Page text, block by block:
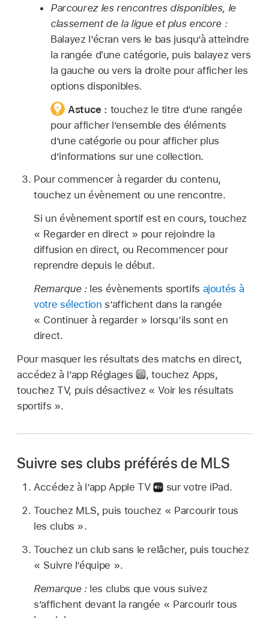
Parcourez les rencontres disponibles, le
classement de la ligue et plus encore :
Balayez l’écran vers le bas jusqu’à atteindre
la rangée d'une catégorie, puis balayez vers
la gauche ou vers la droite pour afficher les
options disponibles.
Astuce : touchez le titre d’une rangée
pour afficher l’ensemble des éléments
d’une catégorie ou pour afficher plus
d’informations sur une collection.
Pour commencer à regarder du contenu,
touchez un évènement ou une rencontre.
Si un évènement sportif est en cours, touchez
« Regarder en direct » pour rejoindre la
diffusion en direct, ou Recommencer pour
reprendre depuis le début.
Remarque : les évènements sportifs ajoutés à
votre sélection s’affichent dans la rangée
« Continuer à regarder » lorsqu’ils sont en
direct.
Pour masquer les résultats des matchs en direct,
accédez à l’app Réglages
,touchez Apps,
touchez TV, puis désactivez « Voir les résultats
sportifs ».
Suivre ses clubs préférés de MLS
Accédez à l’app Apple TV
sur votre iPad.
Touchez MLS, puis touchez « Parcourir tous
les clubs ».
Touchez un club sans le relâcher, puis touchez
« Suivre l’équipe ».
Remarque : les clubs que vous suivez
s’affichent devant la rangée « Parcourir tous